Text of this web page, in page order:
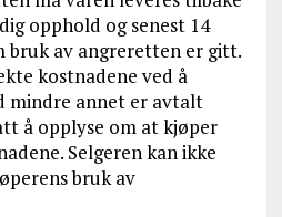
opphold og senest 14
bruk av angreretten er gitt.
kostnadene ved å
mindre annet er avtalt
å opplyse om at kjøper
Selgeren kan ikke
bruk av